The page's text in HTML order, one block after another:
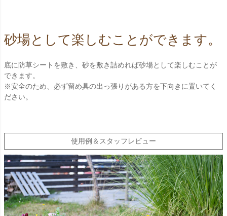
砂場として楽しむことができます。
底に防草シートを敷き、砂を敷き詰めれば砂場として楽しむことが
できます。
※安全のため、必ず留め具の出っ張りがある方を下向きに置いてく
ださい。
使用例＆スタッフレビュー